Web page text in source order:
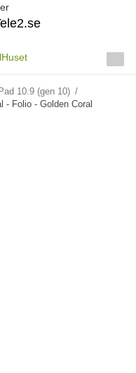
10.9 (gen 10) /
- Folio - Golden Coral